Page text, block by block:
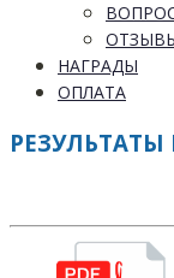
НАГРАДЫ
ОПЛАТА